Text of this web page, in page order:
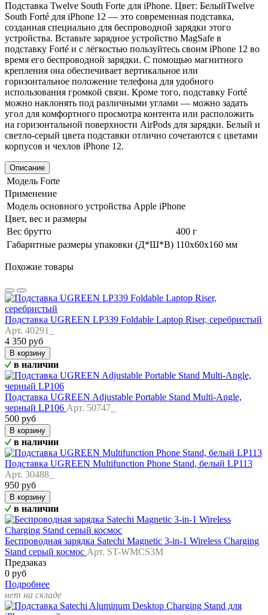
Подставка Twelve South Forte для iPhone. Цвет: БелыйTwelve
South Forté для iPhone 12 — это современная подставка,
созданная специально для беспроводной зарядки этого
устройства. Вставьте зарядное устройство MagSafe в
подставку Forté и с лёгкостью пользуйтесь своим iPhone 12 во
время его беспроводной зарядки. С помощью магнитного
крепления она обеспечивает вертикальное или
горизонтальное положение телефона для удобного
использования громкой связи. Кроме того, подставку Forté
можно наклонять под различными углами — можно задать
угол для комфортного просмотра контента или расположить
на горизонтальной поверхности AirPods для зарядки. Белый и
светло-серый цвета подставки отлично сочетаются с цветами
корпусов и чехлов iPhone 12.
Описание
Модель Forte
Применение
Модель основного устройства Apple iPhone
Цвет, вес и размеры
Вес брутто
400 г
Габаритные размеры упаковки (Д*Ш*В) 110х60х160 мм
Похожие товары
Подставка UGREEN LP339 Foldable Laptop Riser, серебристый
Арт. 40291_
4 350 руб
В корзину
в наличии
Подставка UGREEN Adjustable Portable Stand Multi-Angle,
черный LP106 Арт. 50747_
500 руб
В корзину
в наличии
Подставка UGREEN Multifunction Phone Stand, белый LP113
Арт. 30488_
950 руб
В корзину
в наличии
Беспроводная зарядка Satechi Magnetic 3-in-1 Wireless Charging
Stand серый космос Арт. ST-WMCS3M
Предзаказ
0 руб
Подробнее
нет на складе